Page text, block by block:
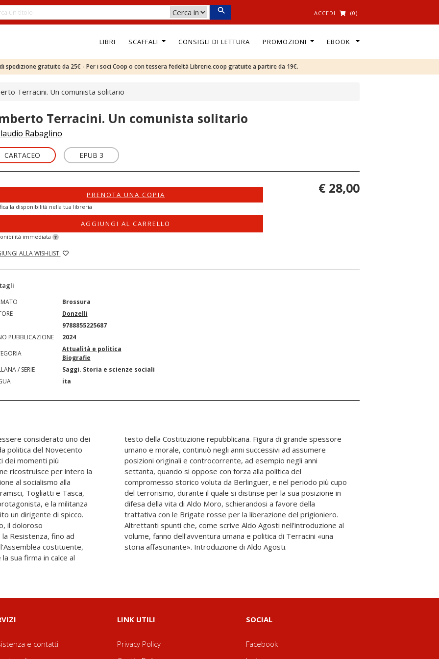
ACCEDI (0)
LIBRI SCAFFALI CONSIGLI DI LETTURA PROMOZIONI EBOOK
spedizione gratuite da 25€ - Per i soci Coop o con tessera fedeltà Librerie.coop gratuite a partire da 19€.
Terracini. Un comunista solitario
Terracini. Un comunista solitario
Rabaglino
CARTACEO EPUB 3
PRENOTA UNA COPIA
la disponibilità nella tua libreria
AGGIUNGI AL CARRELLO
immediata ?
ALLA WISHLIST
€ 28,00
Brossura
Donzelli
9788855225687
PUBBLICAZIONE
2024
Attualità e politica
Biografie
/ SERIE
Saggi. Storia e scienze sociali
ita
considerato uno dei
politica del Novecento
dei momenti più
ricostruisce per intero la
al socialismo alla
Togliatti e Tasca,
e la militanza
un dirigente di spicco.
il doloroso
Resistenza, fino ad
costituente,
sua firma in calce al
di grande spessore
ad assumere
negli anni
forza alla politica del
nel periodo più cupo
per la sua posizione in
a favore della
del prigioniero.
al
di Terracini «una
storia affascinante». Introduzione di Aldo Agosti.
e contatti
LINK UTILI
Privacy Policy
SOCIAL
Facebook